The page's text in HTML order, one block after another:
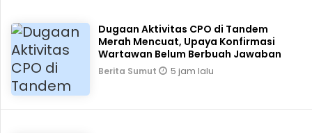
Dugaan Aktivitas CPO di Tandem
Merah Mencuat, Upaya Konfirmasi
Wartawan Belum Berbuah Jawaban
Berita Sumut 5 jam lalu